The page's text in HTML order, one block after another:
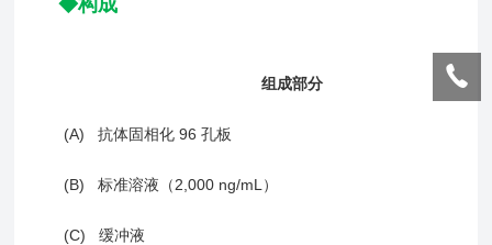
组成部分
(A) 抗体固相化 96 孔板
(B) 标准溶液（2,000 ng/mL）
(C) 缓冲液